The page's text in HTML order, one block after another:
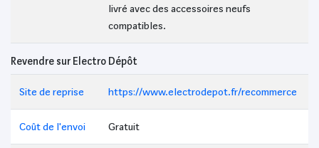
livré avec des accessoires neufs
compatibles.
Revendre sur Electro Dépôt
Site de reprise https://www.electrodepot.fr/recommerce
Coût de l'envoi Gratuit